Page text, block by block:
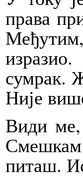
права
сумрак.
Није
Види ме,
питаш.